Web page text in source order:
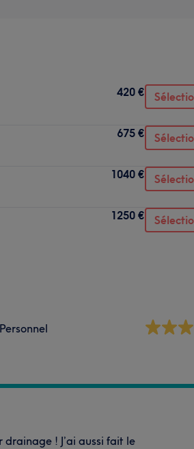
420 €
675 €
1040 €
1250 €
Personnel
! J’ai aussi fait le